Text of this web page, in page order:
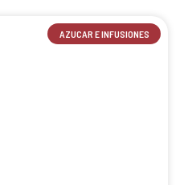
AZUCAR E INFUSIONES